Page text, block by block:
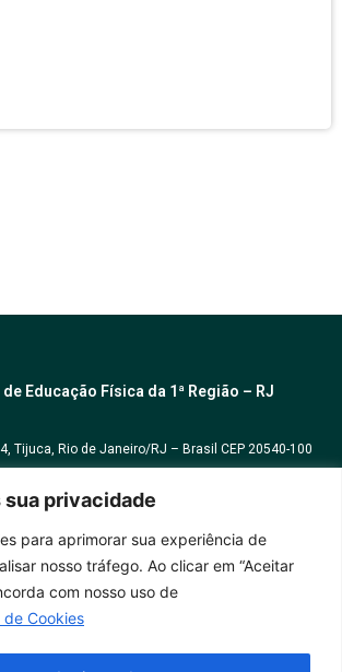
sua privacidade
para aprimorar sua experiência de
nosso tráfego. Ao clicar em “Aceitar
com nosso uso de
de Cookies
Educação Física da 1ª Região – RJ
Tijuca, Rio de Janeiro/RJ – Brasil CEP 20540-100